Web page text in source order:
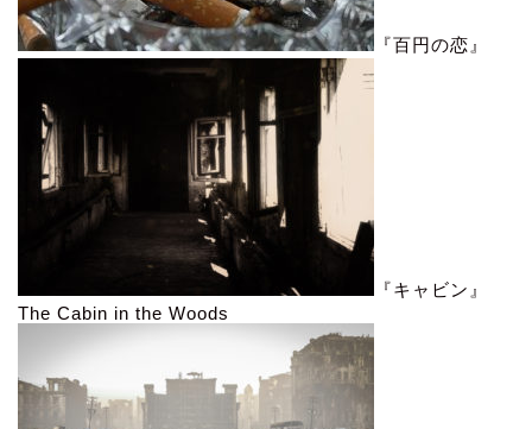
『百円の恋』
『キャビン』
The Cabin in the Woods